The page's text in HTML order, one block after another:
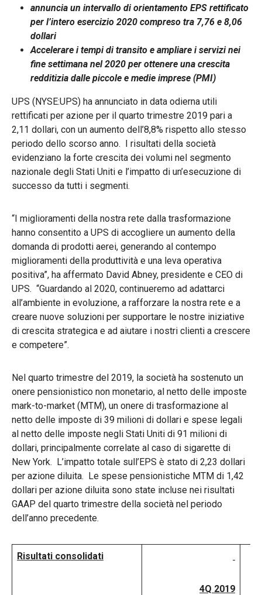
annuncia un intervallo di orientamento EPS rettificato
per l’intero esercizio 2020 compreso tra 7,76 e 8,06
dollari
Accelerare i tempi di transito e ampliare i servizi nei
fine settimana nel 2020 per ottenere una crescita
redditizia dalle piccole e medie imprese (PMI)
UPS (NYSE:UPS) ha annunciato in data odierna utili
rettificati per azione per il quarto trimestre 2019 pari a
2,11 dollari, con un aumento dell’8,8% rispetto allo stesso
periodo dello scorso anno. I risultati della società
evidenziano la forte crescita dei volumi nel segmento
nazionale degli Stati Uniti e l’impatto di un’esecuzione di
successo da tutti i segmenti.
“I miglioramenti della nostra rete dalla trasformazione
hanno consentito a UPS di accogliere un aumento della
domanda di prodotti aerei, generando al contempo
miglioramenti della produttività e una leva operativa
positiva”, ha affermato David Abney, presidente e CEO di
UPS. “Guardando al 2020, continueremo ad adattarci
all’ambiente in evoluzione, a rafforzare la nostra rete e a
creare nuove soluzioni per supportare le nostre iniziative
di crescita strategica e ad aiutare i nostri clienti a crescere
e competere”.
Nel quarto trimestre del 2019, la società ha sostenuto un
onere pensionistico non monetario, al netto delle imposte
mark-to-market (MTM), un onere di trasformazione al
netto delle imposte di 39 milioni di dollari e spese legali
al netto delle imposte negli Stati Uniti di 91 milioni di
dollari, principalmente correlate al caso di sigarette di
New York. L’impatto totale sull’EPS è stato di 2,23 dollari
per azione diluita. Le spese pensionistiche MTM di 1,42
dollari per azione diluita sono state incluse nei risultati
GAAP del quarto trimestre della società nel periodo
dell’anno precedente.
Risultati consolidati
4Q 2019